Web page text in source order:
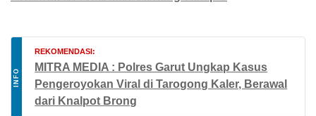
INFO
REKOMENDASI:
MITRA MEDIA : Polres Garut Ungkap Kasus
Pengeroyokan Viral di Tarogong Kaler, Berawal
dari Knalpot Brong